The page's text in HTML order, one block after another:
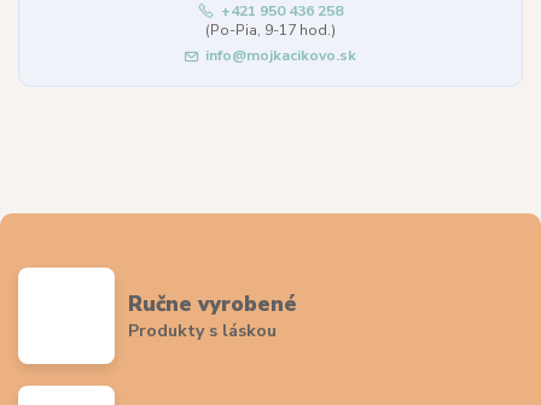
+421 950 436 258
(Po-Pia, 9-17 hod.)
info@mojkacikovo.sk
Ručne vyrobené
Produkty s láskou